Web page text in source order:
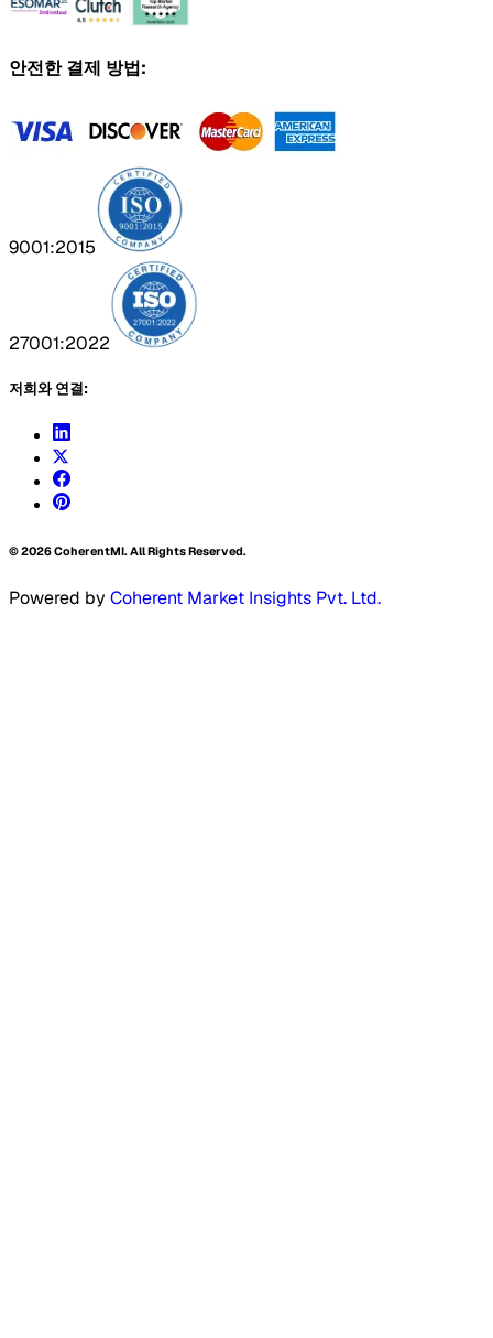
안전한 결제 방법:
9001:2015
27001:2022
저희와 연결:
©2026CoherentMI. All Rights Reserved.
Powered by Coherent Market Insights Pvt. Ltd.